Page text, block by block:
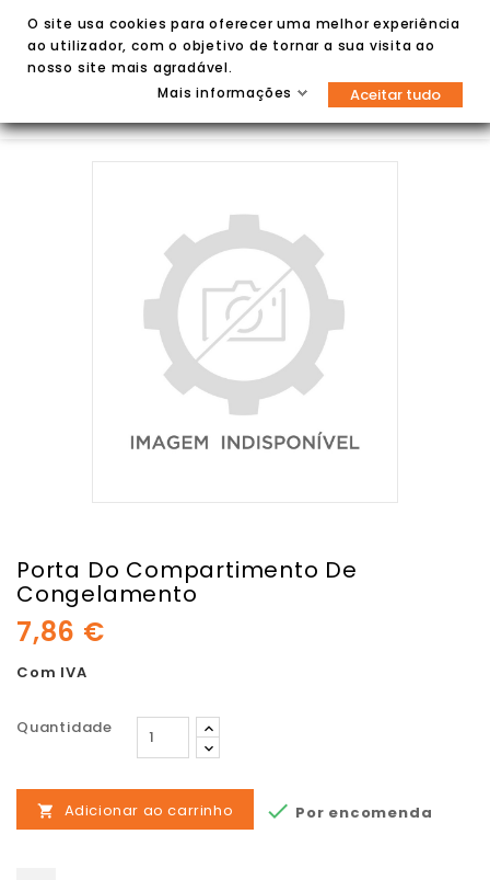

Porta Do Compartimento De
Congelamento
7,86 €
Com IVA
Quantidade
 Adicionar ao carrinho  Por encomenda
O site usa cookies para oferecer uma melhor experiência
ao utilizador, com o objetivo de tornar a sua visita ao
nosso site mais agradável.
Mais informações
Aceitar tudo